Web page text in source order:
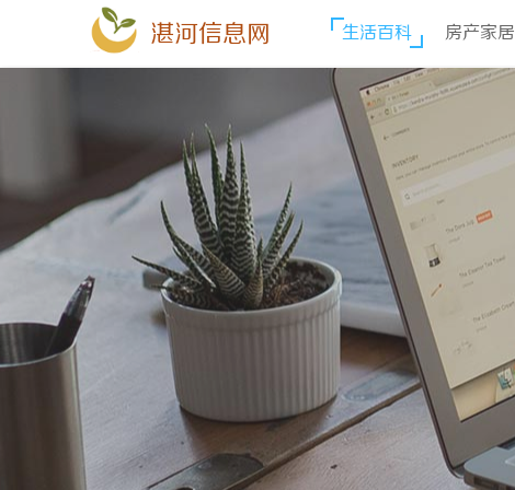
湛河信息网 生活百科 房产家居